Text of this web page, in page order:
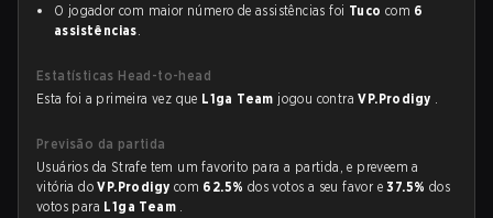
O jogador com maior número de assistências foi Tuco com 6
assistências.
Estatísticas Head-to-head
Esta foi a primeira vez que L1ga Team jogou contraVP.Prodigy .
Previsão da partida
Usuários da Strafe tem um favorito para a partida, e preveem a
vitória doVP.Prodigy com 62.5% dos votos a seu favor e37.5% dos
votos para L1ga Team .